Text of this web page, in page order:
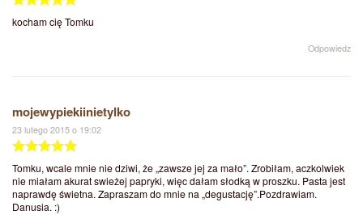
kocham cię Tomku
Odpowiedz
mojewypiekiinietylko
23 lutego 2015 o 19:02
Tomku, wcale mnie nie dziwi, że „zawsze jej za mało”. Zrobiłam, aczkolwiek
nie miałam akurat swieżej papryki, więc dałam słodką w proszku. Pasta jest
naprawdę świetna. Zapraszam do mnie na „degustację”.Pozdrawiam.
Danusia. :)